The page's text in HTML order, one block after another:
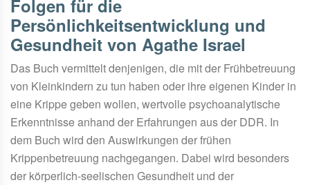
Folgen für die
Persönlichkeitsentwicklung und
Gesundheit von Agathe Israel
Das Buch vermittelt denjenigen, die mit der Frühbetreuung
von Kleinkindern zu tun haben oder ihre eigenen Kinder in
eine Krippe geben wollen, wertvolle psychoanalytische
Erkenntnisse anhand der Erfahrungen aus der DDR. In
dem Buch wird den Auswirkungen der frühen
Krippenbetreuung nachgegangen. Dabei wird besonders
der körperlich-seelischen Gesundheit und der